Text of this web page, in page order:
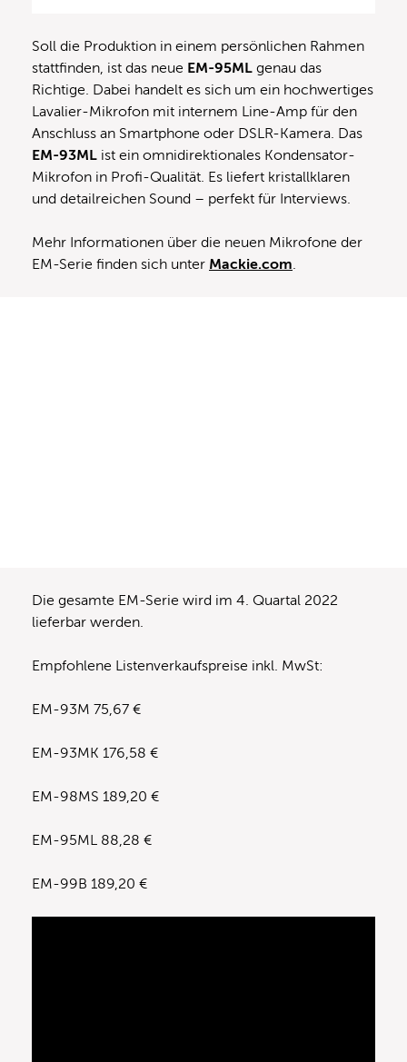
Soll die Produktion in einem persönlichen Rahmen
stattfinden, ist das neue EM-95ML genau das
Richtige. Dabei handelt es sich um ein hochwertiges
Lavalier-Mikrofon mit internem Line-Amp für den
Anschluss an Smartphone oder DSLR-Kamera. Das
EM-93ML ist ein omnidirektionales Kondensator-
Mikrofon in Profi-Qualität. Es liefert kristallklaren
und detailreichen Sound – perfekt für Interviews.
Mehr Informationen über die neuen Mikrofone der
EM-Serie finden sich unter Mackie.com
Die gesamte EM-Serie wird im 4. Quartal 2022
lieferbar werden.
Empfohlene Listenverkaufspreise inkl. MwSt:
EM-93M 75,67 €
EM-93MK 176,58 €
EM-98MS 189,20 €
EM-95ML 88,28 €
EM-99B 189,20 €